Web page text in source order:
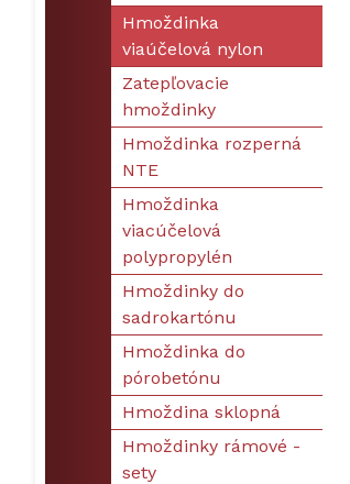
Hmoždinka
viaúčelová nylon
Zatepľovacie
hmoždinky
Hmoždinka rozperná
NTE
Hmoždinka
viacúčelová
polypropylén
Hmoždinky do
sadrokartónu
Hmoždinka do
pórobetónu
Hmoždina sklopná
Hmoždinky rámové -
sety